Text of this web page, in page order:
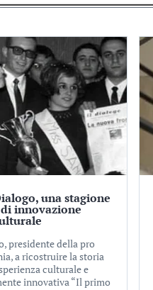
una stagione
innovazione
presidente della pro
a ricostruire la storia
culturale e
innovativa “Il primo